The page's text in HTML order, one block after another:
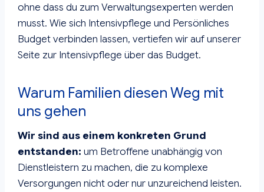
ohne dass du zum Verwaltungsexperten werden
musst. Wie sich Intensivpflege und Persönliches
Budget verbinden lassen, vertiefen wir auf unserer
Seite zur Intensivpflege über das Budget.
Warum Familien diesen Weg mit
uns gehen
Wir sind aus einem konkreten Grund
entstanden: um Betroffene unabhängig von
Dienstleistern zu machen, die zu komplexe
Versorgungen nicht oder nur unzureichend leisten.